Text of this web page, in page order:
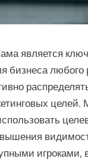
является
бизнеса любого
целей.
игроками,